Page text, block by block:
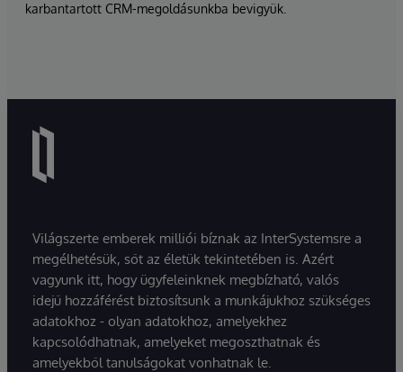
karbantartott CRM-megoldásunkba bevigyük.
Világszerte emberek milliói bíznak az InterSystemsre a
megélhetésük, sőt az életük tekintetében is. Azért
vagyunk itt, hogy ügyfeleinknek megbízható, valós
idejű hozzáférést biztosítsunk a munkájukhoz szükséges
adatokhoz - olyan adatokhoz, amelyekhez
kapcsolódhatnak, amelyeket megoszthatnak és
amelyekből tanulságokat vonhatnak le.